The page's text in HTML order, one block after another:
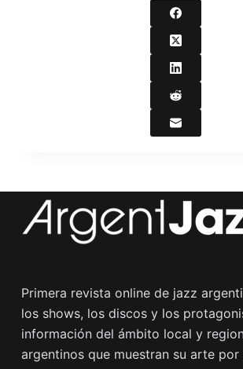
Primera revista online de jazz
los shows, los discos y los
información del ámbito local y
argentinos que muestran su arte por